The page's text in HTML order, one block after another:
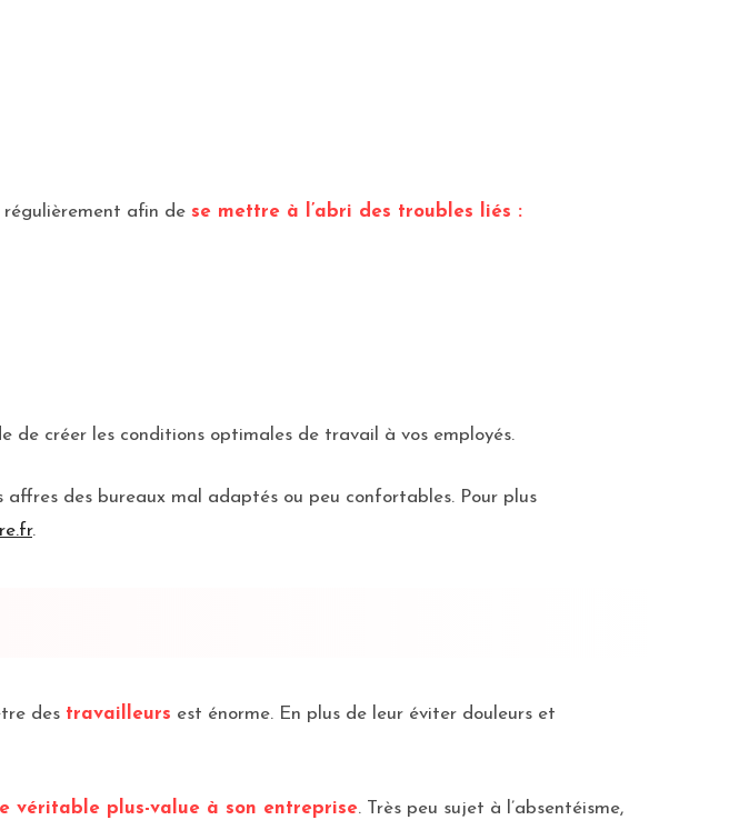
régulièrement afin de se mettre à l’abri des troubles liés :
de créer les conditions optimales de travail à vos employés.
des bureaux mal adaptés ou peu confortables. Pour plus
.
des travailleurs est énorme. En plus de leur éviter douleurs et
véritable plus-value à son entreprise. Très peu sujet à l’absentéisme,